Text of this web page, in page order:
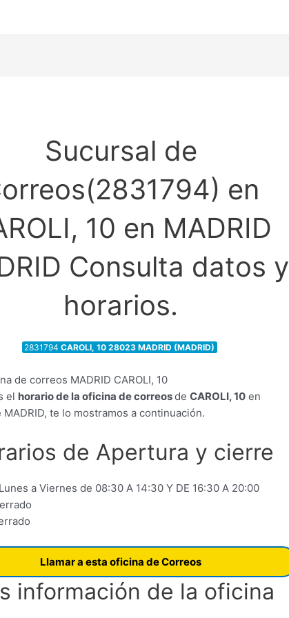
Sucursal de
en
10 en MADRID
Consulta datos y
horarios.
2831794CAROLI, 10 28023 MADRID (MADRID)
el horario de la oficina de correosdeCAROLI, 10 en
MADRID, te lo mostramos a continuación.
de Apertura y cierre
a Viernes de 08:30 A 14:30 Y DE 16:30 A 20:00
Llamar a esta oficina de Correos
información de la oficina